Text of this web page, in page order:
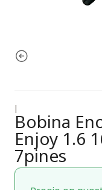
|
Bobina
Enjoy 1.6
7pines